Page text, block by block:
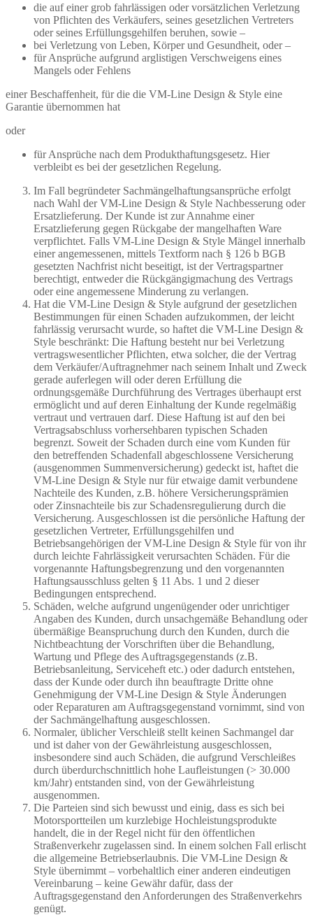
die auf einer grob fahrlässigen oder vorsätzlichen Verletzung
von Pflichten des Verkäufers, seines gesetzlichen Vertreters
oder seines Erfüllungsgehilfen beruhen, sowie –
bei Verletzung von Leben, Körper und Gesundheit, oder –
für Ansprüche aufgrund arglistigen Verschweigens eines
Mangels oder Fehlens
einer Beschaffenheit, für die die VM-Line Design & Style eine
Garantie übernommen hat
oder
für Ansprüche nach dem Produkthaftungsgesetz. Hier
verbleibt es bei der gesetzlichen Regelung.
Im Fall begründeter Sachmängelhaftungsansprüche erfolgt
nach Wahl der VM-Line Design & Style Nachbesserung oder
Ersatzlieferung. Der Kunde ist zur Annahme einer
Ersatzlieferung gegen Rückgabe der mangelhaften Ware
verpflichtet. Falls VM-Line Design & Style Mängel innerhalb
einer angemessenen, mittels Textform nach § 126 b BGB
gesetzten Nachfrist nicht beseitigt, ist der Vertragspartner
berechtigt, entweder die Rückgängigmachung des Vertrags
oder eine angemessene Minderung zu verlangen.
Hat die VM-Line Design & Style aufgrund der gesetzlichen
Bestimmungen für einen Schaden aufzukommen, der leicht
fahrlässig verursacht wurde, so haftet die VM-Line Design &
Style beschränkt: Die Haftung besteht nur bei Verletzung
vertragswesentlicher Pflichten, etwa solcher, die der Vertrag
dem Verkäufer/Auftragnehmer nach seinem Inhalt und Zweck
gerade auferlegen will oder deren Erfüllung die
ordnungsgemäße Durchführung des Vertrages überhaupt erst
ermöglicht und auf deren Einhaltung der Kunde regelmäßig
vertraut und vertrauen darf. Diese Haftung ist auf den bei
Vertragsabschluss vorhersehbaren typischen Schaden
begrenzt. Soweit der Schaden durch eine vom Kunden für
den betreffenden Schadenfall abgeschlossene Versicherung
(ausgenommen Summenversicherung) gedeckt ist, haftet die
VM-Line Design & Style nur für etwaige damit verbundene
Nachteile des Kunden, z.B. höhere Versicherungsprämien
oder Zinsnachteile bis zur Schadensregulierung durch die
Versicherung. Ausgeschlossen ist die persönliche Haftung der
gesetzlichen Vertreter, Erfüllungsgehilfen und
Betriebsangehörigen der VM-Line Design & Style für von ihr
durch leichte Fahrlässigkeit verursachten Schäden. Für die
vorgenannte Haftungsbegrenzung und den vorgenannten
Haftungsausschluss gelten § 11 Abs. 1 und 2 dieser
Bedingungen entsprechend.
Schäden, welche aufgrund ungenügender oder unrichtiger
Angaben des Kunden, durch unsachgemäße Behandlung oder
übermäßige Beanspruchung durch den Kunden, durch die
Nichtbeachtung der Vorschriften über die Behandlung,
Wartung und Pflege des Auftragsgegenstands (z.B.
Betriebsanleitung, Serviceheft etc.) oder dadurch entstehen,
dass der Kunde oder durch ihn beauftragte Dritte ohne
Genehmigung der VM-Line Design & Style Änderungen
oder Reparaturen am Auftragsgegenstand vornimmt, sind von
der Sachmängelhaftung ausgeschlossen.
Normaler, üblicher Verschleiß stellt keinen Sachmangel dar
und ist daher von der Gewährleistung ausgeschlossen,
insbesondere sind auch Schäden, die aufgrund Verschleißes
durch überdurchschnittlich hohe Laufleistungen (> 30.000
km/Jahr) entstanden sind, von der Gewährleistung
ausgenommen.
Die Parteien sind sich bewusst und einig, dass es sich bei
Motorsportteilen um kurzlebige Hochleistungsprodukte
handelt, die in der Regel nicht für den öffentlichen
Straßenverkehr zugelassen sind. In einem solchen Fall erlischt
die allgemeine Betriebserlaubnis. Die VM-Line Design &
Style übernimmt – vorbehaltlich einer anderen eindeutigen
Vereinbarung – keine Gewähr dafür, dass der
Auftragsgegenstand den Anforderungen des Straßenverkehrs
genügt.